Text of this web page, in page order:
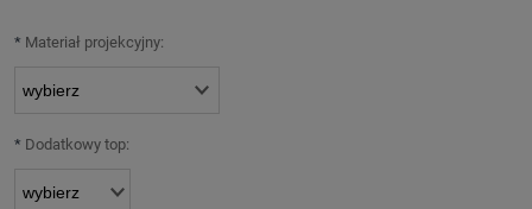
* Materiał projekcyjny:
* Dodatkowy top: